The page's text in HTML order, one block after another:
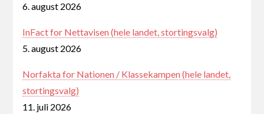
6. august 2026
InFact for Nettavisen (hele landet, stortingsvalg)
5. august 2026
Norfakta for Nationen / Klassekampen (hele landet,
stortingsvalg)
11. juli 2026